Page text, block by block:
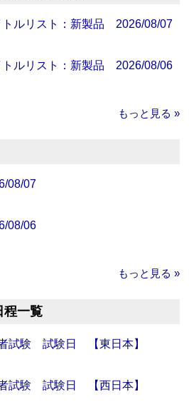
トルリスト：新製品 2026/08/07
トルリスト：新製品 2026/08/06
もっと見る »
08/07
08/06
もっと見る »
程一覧
試験 試験日 【東日本】
試験 試験日 【西日本】